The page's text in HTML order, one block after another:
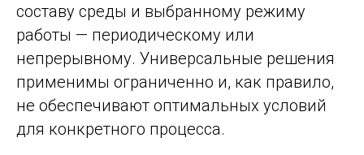
составу среды и выбранному режиму
работы — периодическому или
непрерывному. Универсальные решения
применимы ограниченно и, как правило,
не обеспечивают оптимальных условий
для конкретного процесса.